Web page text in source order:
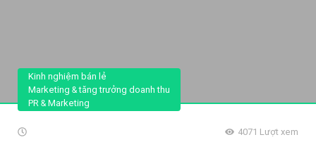
Kinh nghiệm bán lẻ
Marketing & tăng trưởng doanh thu
PR & Marketing
4071 Lượt xem